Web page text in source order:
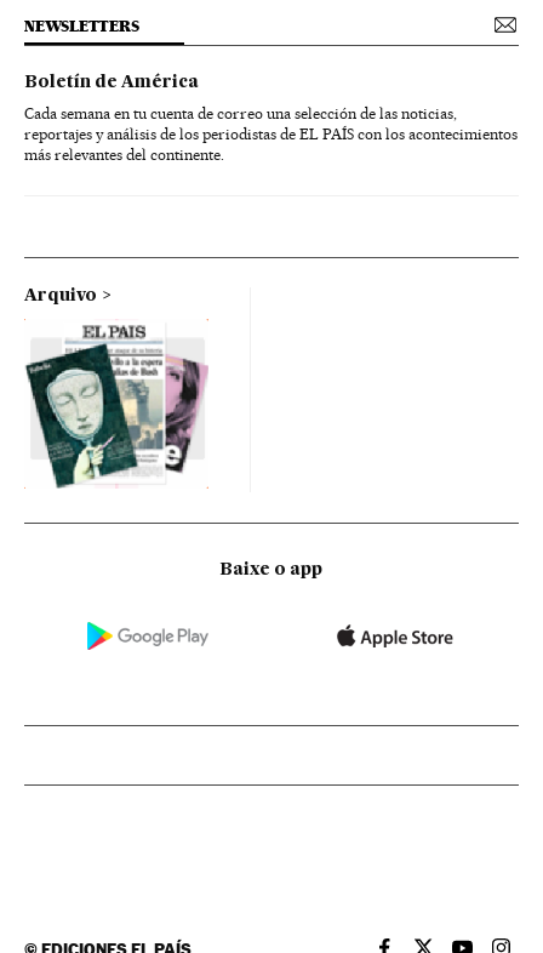
NEWSLETTERS
Boletín de América
Cada semana en tu cuenta de correo una selección de las noticias,
reportajes y análisis de los periodistas de EL PAÍS con los acontecimientos
más relevantes del continente.
Arquivo
Baixe o app
©EDICIONES EL PAÍS